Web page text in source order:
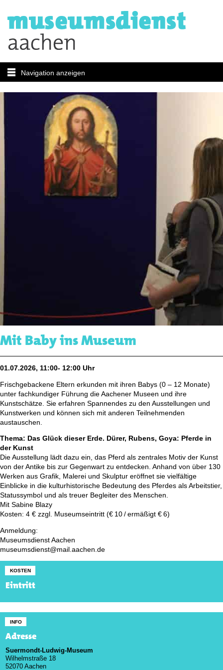
Navigation anzeigen
Mit Baby ins Museum
01.07.2026, 11:00- 12:00 Uhr
Frischgebackene Eltern erkunden mit ihren Babys (0 – 12 Monate)
unter fachkundiger Führung die Aachener Museen und ihre
Kunstschätze. Sie erfahren Spannendes zu den Ausstellungen und
Kunstwerken und können sich mit anderen Teilnehmenden
austauschen.
Thema: Das Glück dieser Erde. Dürer, Rubens, Goya: Pferde in
der Kunst
Die Ausstellung lädt dazu ein, das Pferd als zentrales Motiv der Kunst
von der Antike bis zur Gegenwart zu entdecken. Anhand von über 130
Werken aus Grafik, Malerei und Skulptur eröffnet sie vielfältige
Einblicke in die kulturhistorische Bedeutung des Pferdes als Arbeitstier,
Statussymbol und als treuer Begleiter des Menschen.
Mit Sabine Blazy
Kosten: 4 € zzgl. Museumseintritt (€ 10 / ermäßigt € 6)
Anmeldung:
Museumsdienst Aachen
museumsdienst@mail.aachen.de
KOSTEN
Eintritt
INFO
Adresse
Suermondt-Ludwig-Museum
Wilhelmstraße 18
52070 Aachen